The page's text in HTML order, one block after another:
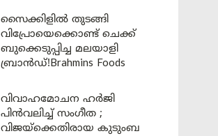
സൈക്കിളിൽ തുടങ്ങി
വിപ്രോയെക്കൊണ്ട് ചെക്ക്
ബുക്കെടുപ്പിച്ച മലയാളി
ബ്രാൻഡ്!Brahmins Foods
വിവാഹമോചന ഹർജി
പിൻവലിച്ച് സംഗീത ;
വിജയ്ക്കെതിരായ കുടുംബ